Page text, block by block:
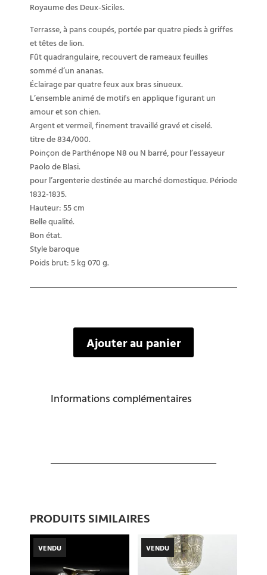
Royaume des Deux-Siciles.
Terrasse, à pans coupés, portée par quatre pieds à griffes
et têtes de lion.
Fût quadrangulaire, recouvert de rameaux feuilles
sommé d’un ananas.
Éclairage par quatre feux aux bras sinueux.
L’ensemble animé de motifs en applique figurant un
amour et son chien.
Argent et vermeil, finement travaillé gravé et ciselé.
titre de 834/000.
Poinçon de Parthénope N8 ou N barré, pour l’essayeur
Paolo de Blasi.
pour l’argenterie destinée au marché domestique. Période
1832-1835.
Hauteur: 55 cm
Belle qualité.
Bon état.
Style baroque
Poids brut: 5 kg 070 g.
Ajouter au panier
Informations complémentaires
PRODUITS SIMILAIRES
VENDU VENDU